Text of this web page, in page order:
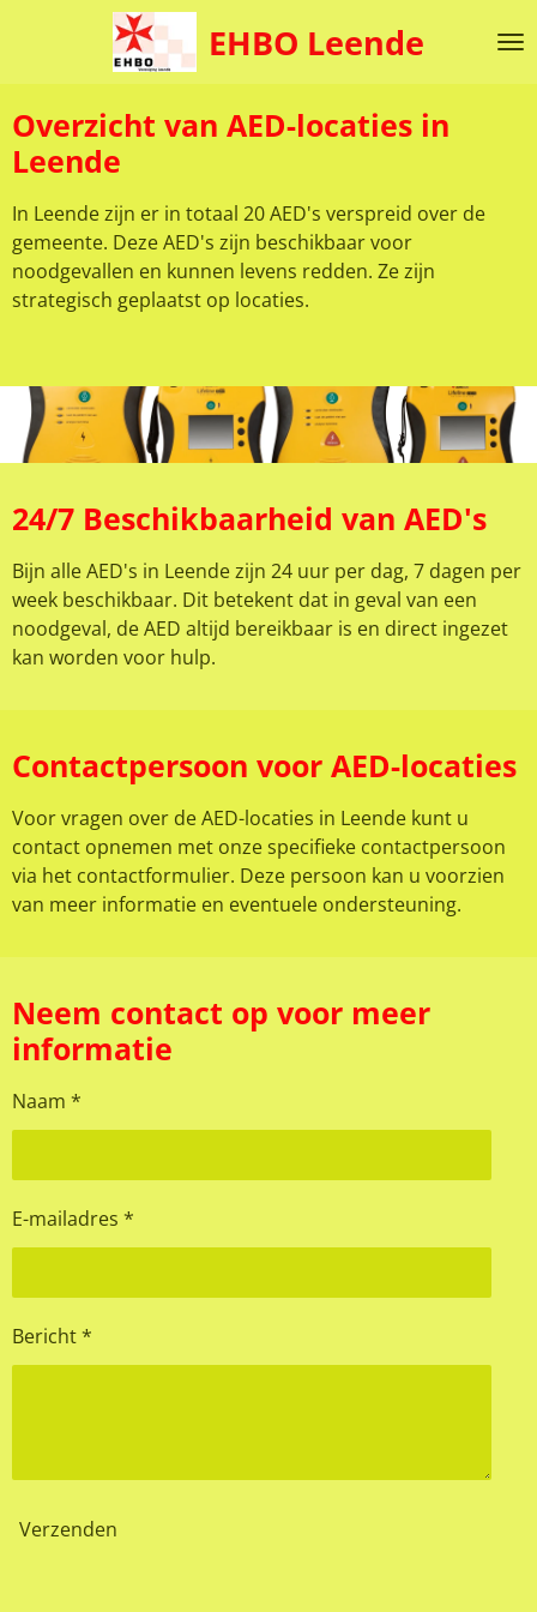
naar
de
hoofdinhoud
EHBO Leende
Overzicht van AED-locaties in
Leende
In Leende zijn er in totaal 20 AED's verspreid over de
gemeente. Deze AED's zijn beschikbaar voor
noodgevallen en kunnen levens redden. Ze zijn
strategisch geplaatst op locaties.
24/7 Beschikbaarheid van AED's
Bijn alle AED's in Leende zijn 24 uur per dag, 7 dagen per
week beschikbaar. Dit betekent dat in geval van een
noodgeval, de AED altijd bereikbaar is en direct ingezet
kan worden voor hulp.
Contactpersoon voor AED-locaties
Voor vragen over de AED-locaties in Leende kunt u
contact opnemen met onze specifieke contactpersoon
via het contactformulier. Deze persoon kan u voorzien
van meer informatie en eventuele ondersteuning.
Neem contact op voor meer
informatie
Naam *
E-mailadres *
Bericht *
Verzenden